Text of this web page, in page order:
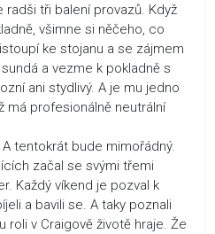
tři balení provazů. Když
všimne si něčeho, co
ke stojanu a se zájmem
a vezme k pokladně s
ani stydlivý. A je mu jedno
má profesionálně neutrální
tentokrát bude mimořádný.
začal se svými třemi
Každý víkend je pozval k
a bavili se. A taky poznali
roli v Craigově životě hraje. Že